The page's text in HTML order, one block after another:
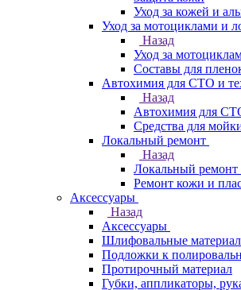
Уход за кожей и
Уход за мотоциклами и
Назад
Уход за
Составы для
Автохимия для СТО и
Назад
Автохимия для
Средства для
Локальный ремонт
Назад
Локальный ремонт
Ремонт кожи и
Аксессуары
Назад
Аксессуары
Шлифовальные
Подложки к
Протирочный материал
Губки, аппликаторы,